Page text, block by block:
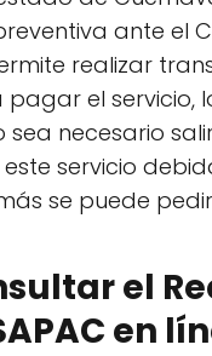
ante el
realizar
el servicio,
sea necesario
servicio
se puede
el
en